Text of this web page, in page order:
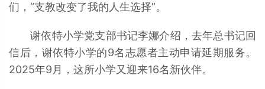
们，“支教改变了我的人生选择”。
谢依特小学党支部书记李娜介绍，去年总书记回
信后，谢依特小学的9名志愿者主动申请延期服务。
2025年9月，这所小学又迎来16名新伙伴。